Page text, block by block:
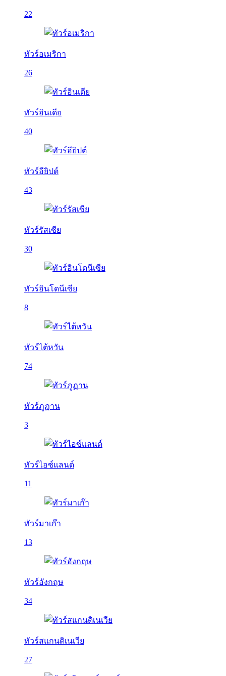
22
ทัวร์อเมริกา
26
ทัวร์อินเดีย
40
ทัวร์อียิปต์
43
ทัวร์รัสเซีย
30
ทัวร์อินโดนีเซีย
8
ทัวร์ไต้หวัน
74
ทัวร์ภูฏาน
3
ทัวร์ไอซ์แลนด์
11
ทัวร์มาเก๊า
13
ทัวร์อังกฤษ
34
ทัวร์สแกนดิเนเวีย
27